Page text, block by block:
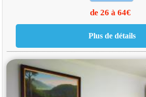
de 26 à 64€